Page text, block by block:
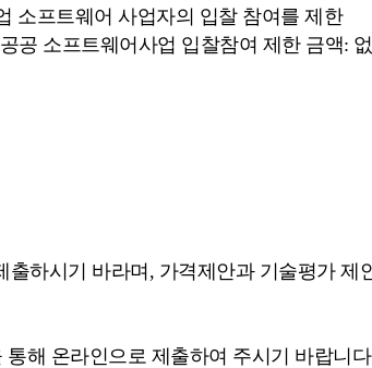
소프트웨어 사업자의 입찰 참여를 제한
공 소프트웨어사업 입찰참여 제한 금액:
하시기 바라며, 가격제안과 기술평가 제
해 온라인으로 제출하여 주시기 바랍니